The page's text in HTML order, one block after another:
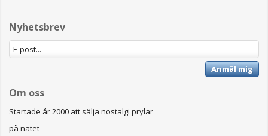
Nyhetsbrev
Anmäl mig
Om oss
Startade år 2000 att sälja nostalgi prylar
på nätet